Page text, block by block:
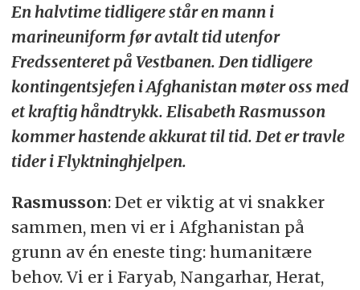
En halvtime tidligere står en mann i
marineuniform før avtalt tid utenfor
Fredssenteret på Vestbanen. Den tidligere
kontingentsjefen i Afghanistan møter oss med
et kraftig håndtrykk. Elisabeth Rasmusson
kommer hastende akkurat til tid. Det er travle
tider i Flyktninghjelpen.
Rasmusson: Det er viktig at vi snakker
sammen, men vi er i Afghanistan på
grunn av én eneste ting: humanitære
behov. Vi er i Faryab, Nangarhar, Herat,